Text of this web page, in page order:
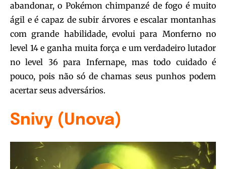
abandonar, o Pokémon chimpanzé de fogo é muito
ágil e é capaz de subir árvores e escalar montanhas
com grande habilidade, evolui para Monferno no
level 14 e ganha muita força e um verdadeiro lutador
no level 36 para Infernape, mas todo cuidado é
pouco, pois não só de chamas seus punhos podem
acertar seus adversários.
Snivy (Unova)